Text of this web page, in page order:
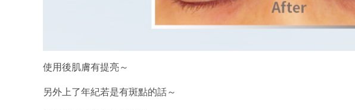
使用後肌膚有提亮～
另外上了年紀若是有斑點的話～